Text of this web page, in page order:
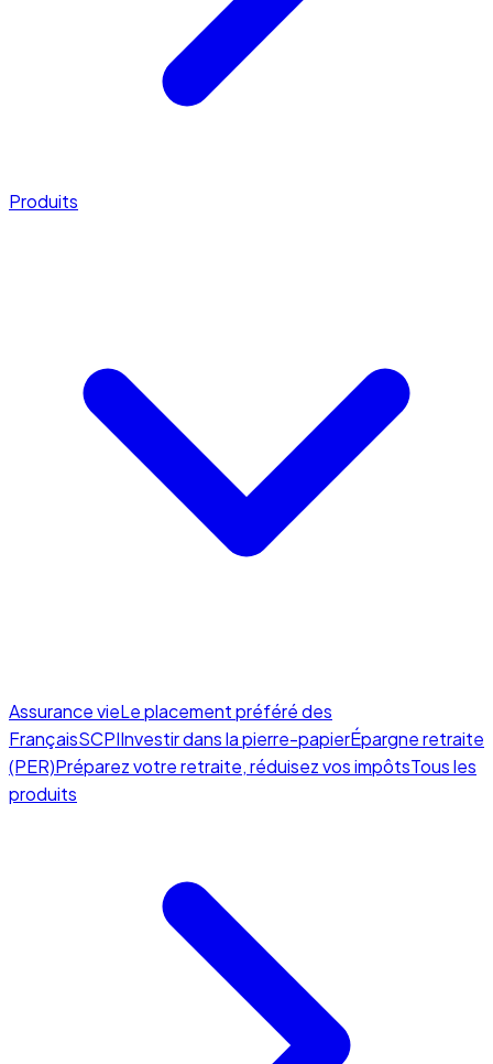
Produits
Assurance vieLe placement préféré des
FrançaisSCPIInvestir dans la pierre-papierÉpargne retraite
(PER)Préparez votre retraite, réduisez vos impôtsTous les
produits